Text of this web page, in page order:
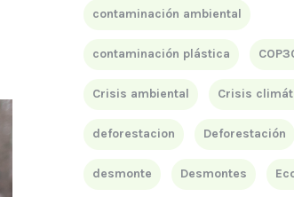
contaminación ambiental
contaminación plástica
Crisis ambiental Crisis
deforestacion Deforestación
desmonte Desmontes